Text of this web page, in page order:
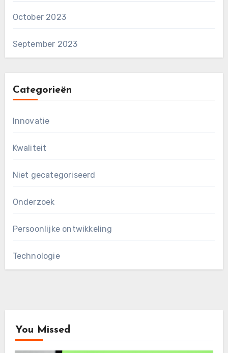
October 2023
September 2023
Categorieën
Innovatie
Kwaliteit
Niet gecategoriseerd
Onderzoek
Persoonlijke ontwikkeling
Technologie
You Missed